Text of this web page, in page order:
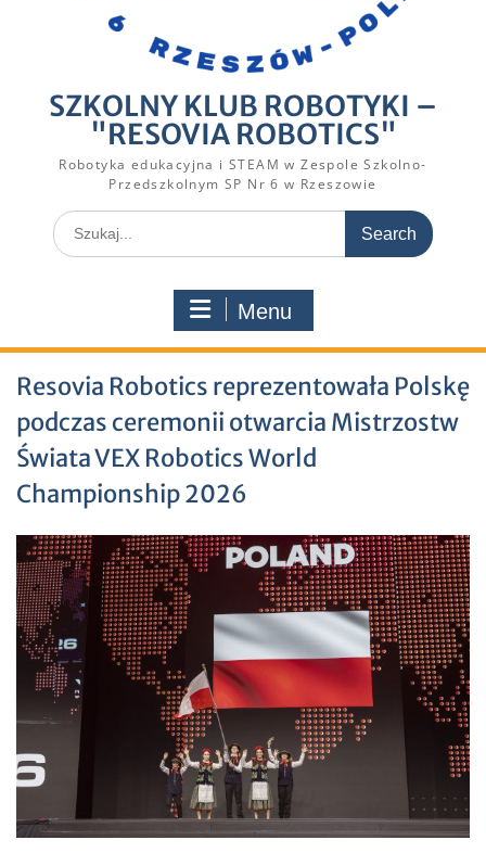
SZKOLNY KLUB ROBOTYKI –
"RESOVIA ROBOTICS"
Robotyka edukacyjna i STEAM w Zespole Szkolno-
Przedszkolnym SP Nr 6 w Rzeszowie
Search
for:
Menu
Resovia Robotics reprezentowała Polskę
podczas ceremonii otwarcia Mistrzostw
Świata VEX Robotics World
Championship 2026